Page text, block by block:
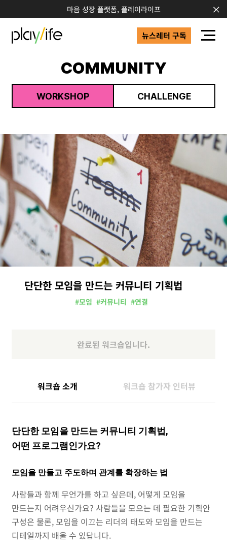
마음 성장 플랫폼, 플레이라이프
뉴스레터 구독
COMMUNITY
WORKSHOP CHALLENGE
단단한 모임을 만드는 커뮤니티 기획법
#모임 #커뮤니티 #연결
완료된 워크숍입니다.
워크숍 소개 워크숍 참가자 인터뷰
단단한 모임을 만드는 커뮤니티 기획법,
어떤 프로그램인가요?
모임을 만들고 주도하며 관계를 확장하는 법
사람들과 함께 무언가를 하고 싶은데, 어떻게 모임을
만드는지 어려우신가요? 사람들을 모으는 데 필요한 기획안
구성은 물론, 모임을 이끄는 리더의 태도와 모임을 만드는
디테일까지 배울 수 있답니다.